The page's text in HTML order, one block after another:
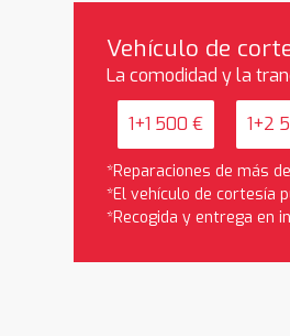
Vehículo de
La comodidad y la
1+1 500 € 1+2
*Reparaciones de más
*El vehículo de cortesía
*Recogida y entrega en